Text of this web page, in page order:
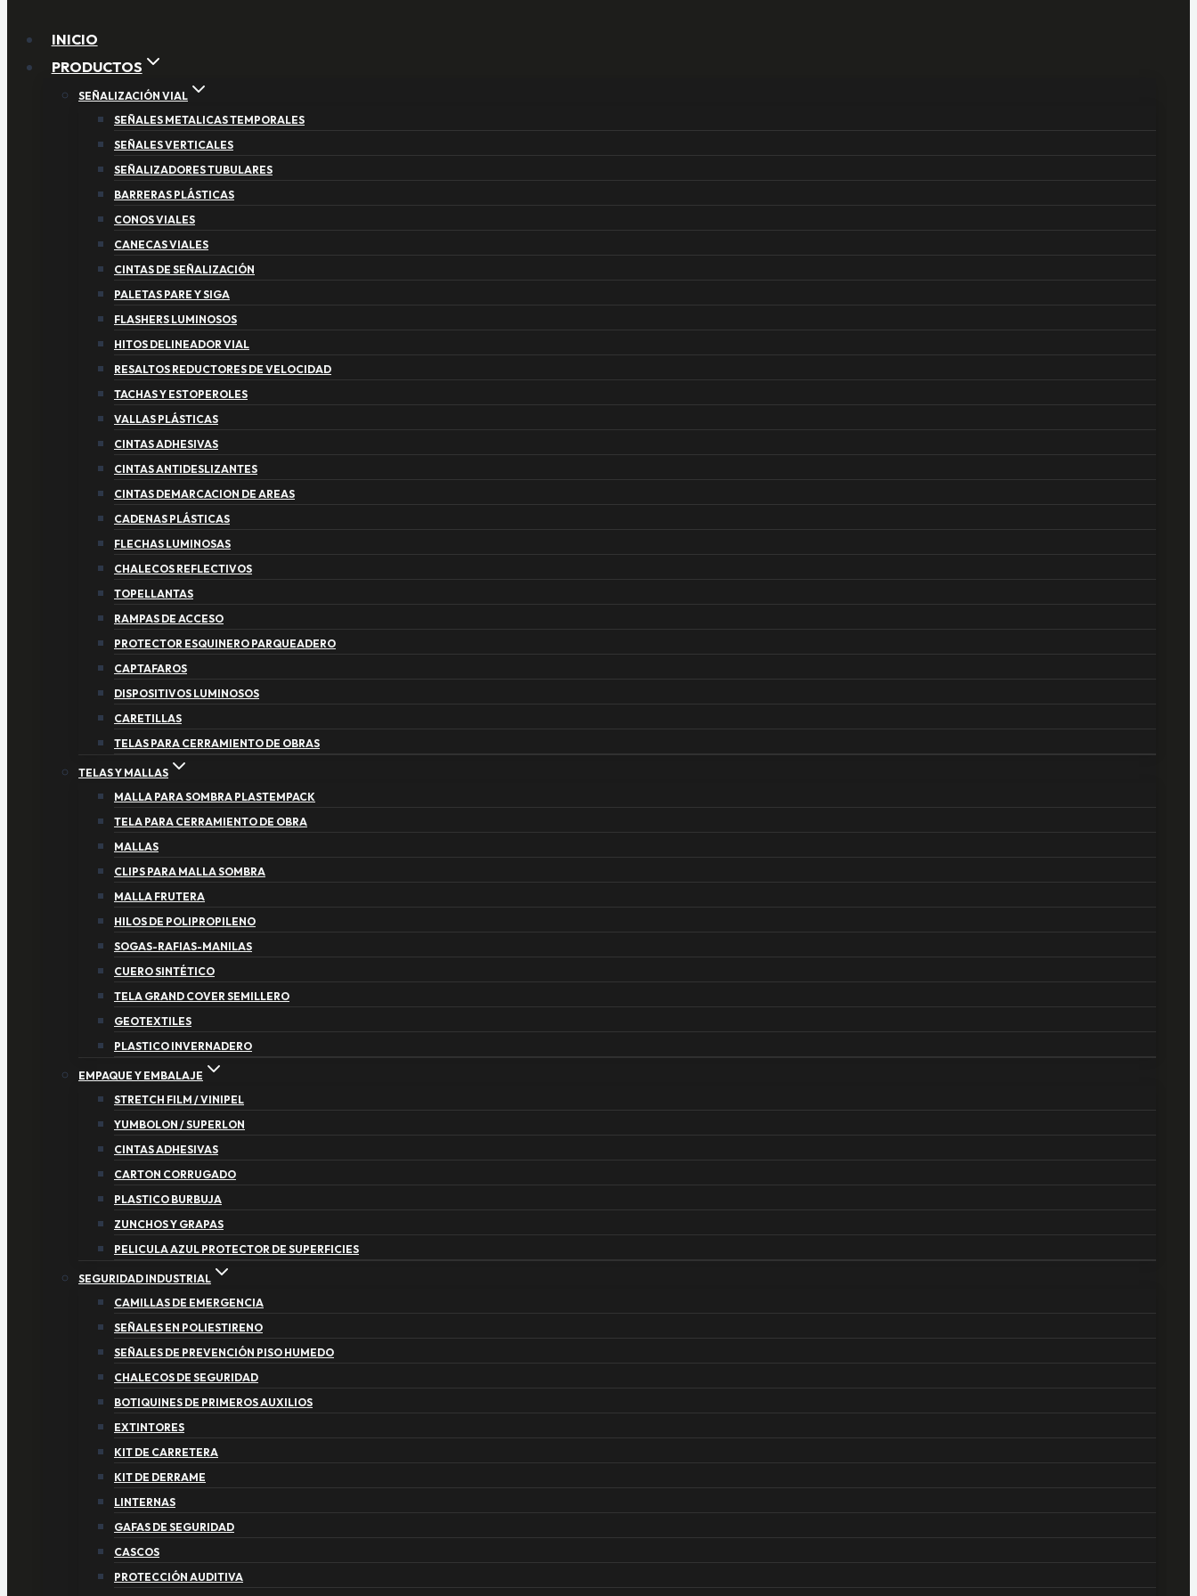
INICIO
PRODUCTOS
SEÑALIZACIÓN VIAL
SEÑALES METALICAS TEMPORALES
SEÑALES VERTICALES
SEÑALIZADORES TUBULARES
BARRERAS PLÁSTICAS
CONOS VIALES
CANECAS VIALES
CINTAS DE SEÑALIZACIÓN
PALETAS PARE Y SIGA
FLASHERS LUMINOSOS
HITOS DELINEADOR VIAL
RESALTOS REDUCTORES DE VELOCIDAD
TACHAS Y ESTOPEROLES
VALLAS PLÁSTICAS
CINTAS ADHESIVAS
CINTAS ANTIDESLIZANTES
CINTAS DEMARCACION DE AREAS
CADENAS PLÁSTICAS
FLECHAS LUMINOSAS
CHALECOS REFLECTIVOS
TOPELLANTAS
RAMPAS DE ACCESO
PROTECTOR ESQUINERO PARQUEADERO
CAPTAFAROS
DISPOSITIVOS LUMINOSOS
CARETILLAS
TELAS PARA CERRAMIENTO DE OBRAS
TELAS Y MALLAS
MALLA PARA SOMBRA PLASTEMPACK
TELA PARA CERRAMIENTO DE OBRA
MALLAS
CLIPS PARA MALLA SOMBRA
MALLA FRUTERA
HILOS DE POLIPROPILENO
SOGAS-RAFIAS-MANILAS
CUERO SINTÉTICO
TELA GRAND COVER SEMILLERO
GEOTEXTILES
PLASTICO INVERNADERO
EMPAQUE Y EMBALAJE
STRETCH FILM / VINIPEL
YUMBOLON / SUPERLON
CINTAS ADHESIVAS
CARTON CORRUGADO
PLASTICO BURBUJA
ZUNCHOS Y GRAPAS
PELICULA AZUL PROTECTOR DE SUPERFICIES
SEGURIDAD INDUSTRIAL
CAMILLAS DE EMERGENCIA
SEÑALES EN POLIESTIRENO
SEÑALES DE PREVENCIÓN PISO HUMEDO
CHALECOS DE SEGURIDAD
BOTIQUINES DE PRIMEROS AUXILIOS
EXTINTORES
KIT DE CARRETERA
KIT DE DERRAME
LINTERNAS
GAFAS DE SEGURIDAD
CASCOS
PROTECCIÓN AUDITIVA